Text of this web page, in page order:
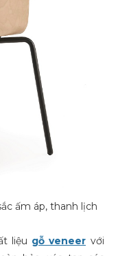
ấm áp, thanh lịch
liệu gỗ veneer với